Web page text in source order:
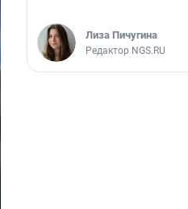
Лиза Пичугина
Редактор NGS.RU